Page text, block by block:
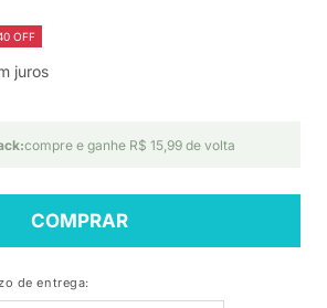
OFF
juros
compre e ganhe R$ 15,99 de volta
COMPRAR
de entrega: